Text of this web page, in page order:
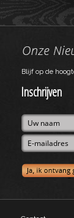
Blijf op de
Inschrijven